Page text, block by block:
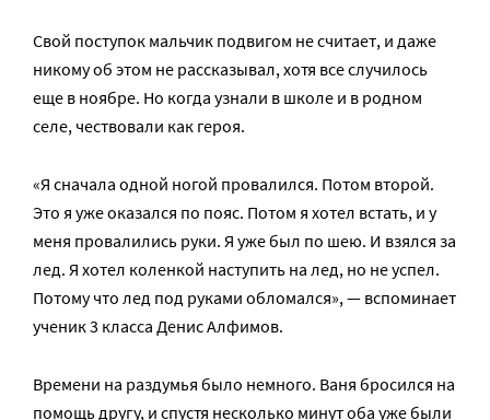
Свой поступок мальчик подвигом не считает, и даже
никому об этом не рассказывал, хотя все случилось
еще в ноябре. Но когда узнали в школе и в родном
селе, чествовали как героя.
«Я сначала одной ногой провалился. Потом второй.
Это я уже оказался по пояс. Потом я хотел встать, и у
меня провалились руки. Я уже был по шею. И взялся за
лед. Я хотел коленкой наступить на лед, но не успел.
Потому что лед под руками обломался», — вспоминает
ученик 3 класса Денис Алфимов.
Времени на раздумья было немного. Ваня бросился на
помощь другу, и спустя несколько минут оба уже были